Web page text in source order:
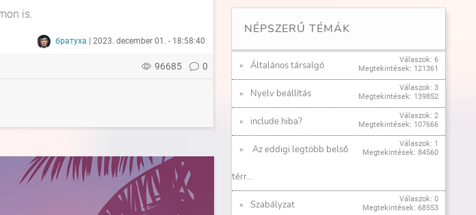
is.
братуха | 2023. december 01. - 18:58:40
96685 0
NÉPSZERŰ TÉMÁK
Válaszok: 6
Megtekintések: 121361
Általános társalgó
Válaszok: 3
Megtekintések: 139852
Nyelv beállítás
Válaszok: 2
Megtekintések: 107666
include hiba?
Válaszok: 1
Megtekintések: 84560
Az eddigi legtöbb belső
térr...
Válaszok: 0
Megtekintések: 68553
Szabályzat